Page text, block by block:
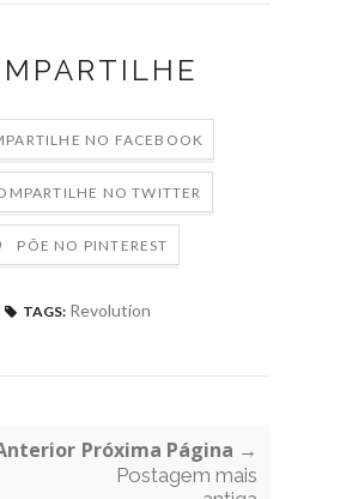
NO FACEBOOK
NO TWITTER
PÕE NO PINTEREST
TAGS: Revolution
Próxima Página →
Postagem mais